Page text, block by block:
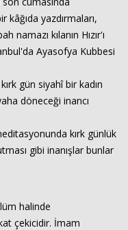
yazdırmaları,
namazı kılanın Hızır'ı
Ayasofya Kubbesi
gün siyahî bir kadın
döneceği inancı
kırk günlük
gibi inanışlar bunlar
halinde
çekicidir. İmam